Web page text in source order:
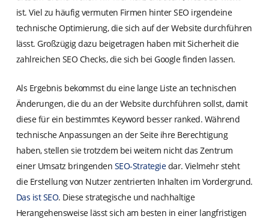
ist. Viel zu häufig vermuten Firmen hinter SEO irgendeine
technische Optimierung, die sich auf der Website durchführen
lässt. Großzügig dazu beigetragen haben mit Sicherheit die
zahlreichen SEO Checks, die sich bei Google finden lassen.
Als Ergebnis bekommst du eine lange Liste an technischen
Änderungen, die du an der Website durchführen sollst, damit
diese für ein bestimmtes Keyword besser ranked. Während
technische Anpassungen an der Seite ihre Berechtigung
haben, stellen sie trotzdem bei weitem nicht das Zentrum
einer Umsatz bringenden SEO-Strategiedar. Vielmehr steht
die Erstellung von Nutzer zentrierten Inhalten im Vordergrund.
Das ist SEO. Diese strategische und nachhaltige
Herangehensweise lässt sich am besten in einer langfristigen